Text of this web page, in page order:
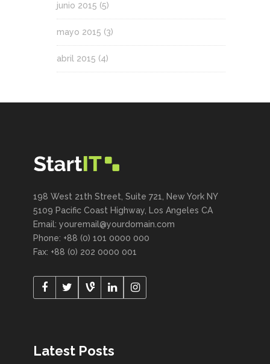
junio 2015 (5)
mayo 2015 (3)
abril 2015 (4)
198 West 21th Street, Suite 721, New York NY
5109 Pacific Coast Highway, Los Angeles CA
Email: youremail@yourdomain.com
Phone: +88 (0) 101 0000 000
Fax: +88 (0) 202 0000 001
Latest Posts